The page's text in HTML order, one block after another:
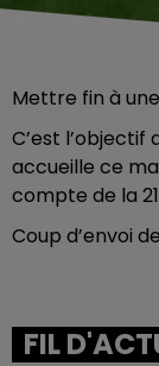
Mettre fin à
C’est l’objectif
accueille ce
compte de la 21
Coup d’envoi
FIL